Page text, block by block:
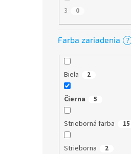
3 0
Farba zariadenia ?
Biela 2
Čierna 5
Strieborná farba 15
Strieborna 2